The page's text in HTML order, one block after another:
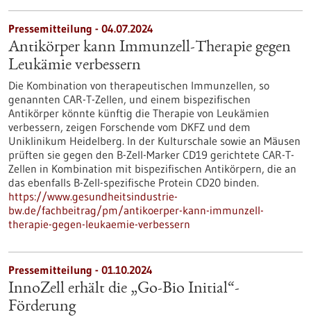
Pressemitteilung - 04.07.2024
Antikörper kann Immunzell-Therapie gegen
Leukämie verbessern
Die Kombination von therapeutischen Immunzellen, so
genannten CAR-T-Zellen, und einem bispezifischen
Antikörper könnte künftig die Therapie von Leukämien
verbessern, zeigen Forschende vom DKFZ und dem
Uniklinikum Heidelberg. In der Kulturschale sowie an Mäusen
prüften sie gegen den B-Zell-Marker CD19 gerichtete CAR-T-
Zellen in Kombination mit bispezifischen Antikörpern, die an
das ebenfalls B-Zell-spezifische Protein CD20 binden.
https://www.gesundheitsindustrie-
bw.de/fachbeitrag/pm/antikoerper-kann-immunzell-
therapie-gegen-leukaemie-verbessern
Pressemitteilung - 01.10.2024
InnoZell erhält die „Go-Bio Initial“-
Förderung